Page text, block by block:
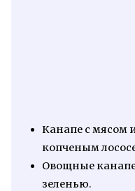
Канапе с мясом
копченым
Овощные
зеленью.